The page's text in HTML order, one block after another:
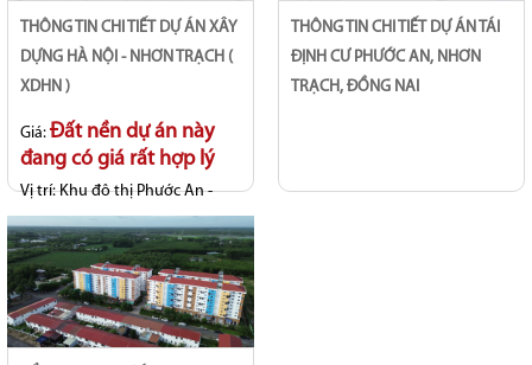
DỰNG HÀ NỘI - NHƠN TRẠCH (
XDHN )
Giá: Đất nền dự án này
đang có giá rất hợp lý
Vị trí:Khu đô thị Phước An -
Long Thọ
Tiến độ:Hoàn thiện hạ tầng, sổ
hồng riêng
ĐỊNH CƯ PHƯỚC AN, NHƠN
TRẠCH, ĐỒNG NAI